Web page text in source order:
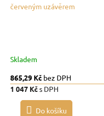
červeným uzávěrem
Skladem
865,29 Kč bez DPH
1 047 Kčs DPH
Do košíku